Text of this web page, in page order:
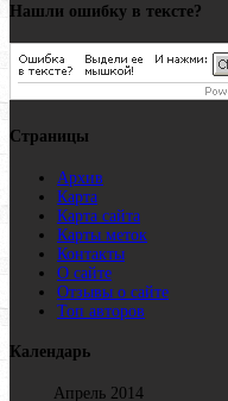
Нашли ошибку в тексте?
Страницы
Архив
Карта
Карта сайта
Карты меток
Контакты
О сайте
Отзывы о сайте
Топ авторов
Календарь
Апрель 2014